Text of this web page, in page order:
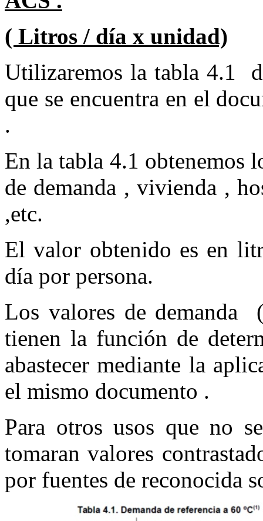
( Litros / día x unidad)
Utilizaremos la tabla 4.1
que se encuentra en el
.
En la tabla 4.1 obtenemos
de demanda , vivienda ,
,etc.
El valor obtenido es en
día por persona.
Los valores de
tienen la función de
abastecer mediante la
el mismo documento .
Para otros usos que no
tomaran valores
por fuentes de reconocida